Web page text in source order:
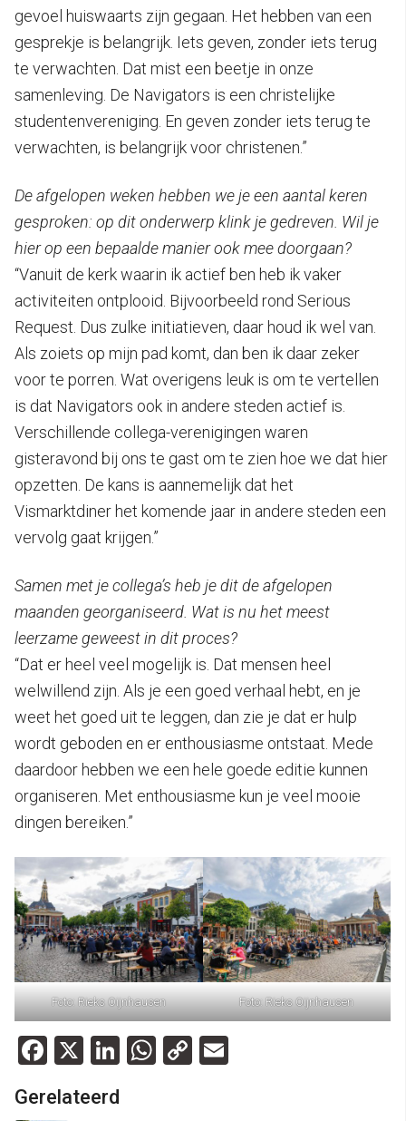
gevoel huiswaarts zijn gegaan. Het hebben van een
gesprekje is belangrijk. Iets geven, zonder iets terug
te verwachten. Dat mist een beetje in onze
samenleving. De Navigators is een christelijke
studentenvereniging. En geven zonder iets terug te
verwachten, is belangrijk voor christenen.”
De afgelopen weken hebben we je een aantal keren
gesproken: op dit onderwerp klink je gedreven. Wil je
hier op een bepaalde manier ook mee doorgaan?
“Vanuit de kerk waarin ik actief ben heb ik vaker
activiteiten ontplooid. Bijvoorbeeld rond Serious
Request. Dus zulke initiatieven, daar houd ik wel van.
Als zoiets op mijn pad komt, dan ben ik daar zeker
voor te porren. Wat overigens leuk is om te vertellen
is dat Navigators ook in andere steden actief is.
Verschillende collega-verenigingen waren
gisteravond bij ons te gast om te zien hoe we dat hier
opzetten. De kans is aannemelijk dat het
Vismarktdiner het komende jaar in andere steden een
vervolg gaat krijgen.”
Samen met je collega’s heb je dit de afgelopen
maanden georganiseerd. Wat is nu het meest
leerzame geweest in dit proces?
“Dat er heel veel mogelijk is. Dat mensen heel
welwillend zijn. Als je een goed verhaal hebt, en je
weet het goed uit te leggen, dan zie je dat er hulp
wordt geboden en er enthousiasme ontstaat. Mede
daardoor hebben we een hele goede editie kunnen
organiseren. Met enthousiasme kun je veel mooie
dingen bereiken.”
Foto: Rieks Oijnhausen Foto: Rieks Oijnhausen
Facebook
X LinkedIn
WhatsApp
Copy
Gerelateerd